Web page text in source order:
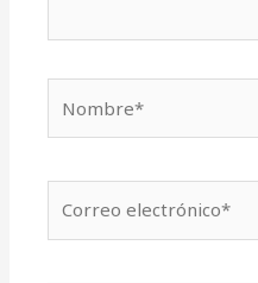
electrónico*